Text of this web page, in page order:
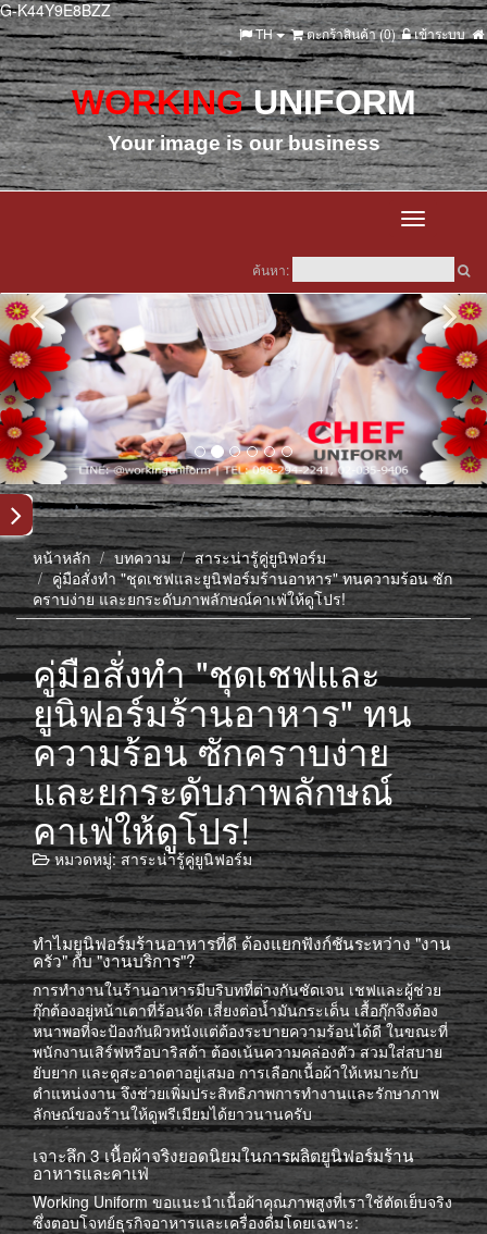
G-K44Y9E8BZZ
เข้าระบบ
ตะกร้าสินค้า (0)
TH
WORKING UNIFORM
Your image is our business
Toggle
ค้นหา:
หน้าหลัก บทความ
สาระน่ารู้คู่ยูนิฟอร์ม
คู่มือสั่งทำ "ชุดเชฟและยูนิฟอร์มร้านอาหาร" ทนความร้อน ซัก
คราบง่าย และยกระดับภาพลักษณ์คาเฟ่ให้ดูโปร!
คู่มือสั่งทำ "ชุดเชฟและ
ยูนิฟอร์มร้านอาหาร" ทน
ความร้อน ซักคราบง่าย
และยกระดับภาพลักษณ์
คาเฟ่ให้ดูโปร!
หมวดหมู่:สาระน่ารู้คู่ยูนิฟอร์ม
ทำไมยูนิฟอร์มร้านอาหารที่ดี ต้องแยกฟังก์ชันระหว่าง "งาน
ครัว" กับ "งานบริการ"?
การทำงานในร้านอาหารมีบริบทที่ต่างกันชัดเจน เชฟและผู้ช่วย
กุ๊กต้องอยู่หน้าเตาที่ร้อนจัด เสี่ยงต่อน้ำมันกระเด็น เสื้อกุ๊กจึงต้อง
หนาพอที่จะป้องกันผิวหนังแต่ต้องระบายความร้อนได้ดี ในขณะที่
พนักงานเสิร์ฟหรือบาริสต้า ต้องเน้นความคล่องตัว สวมใส่สบาย
ยับยาก และดูสะอาดตาอยู่เสมอ การเลือกเนื้อผ้าให้เหมาะกับ
ตำแหน่งงาน จึงช่วยเพิ่มประสิทธิภาพการทำงานและรักษาภาพ
ลักษณ์ของร้านให้ดูพรีเมียมได้ยาวนานครับ
เจาะลึก 3 เนื้อผ้าจริงยอดนิยมในการผลิตยูนิฟอร์มร้าน
อาหารและคาเฟ่
Working Uniform ขอแนะนำเนื้อผ้าคุณภาพสูงที่เราใช้ตัดเย็บจริง
ซึ่งตอบโจทย์ธุรกิจอาหารและเครื่องดื่มโดยเฉพาะ: